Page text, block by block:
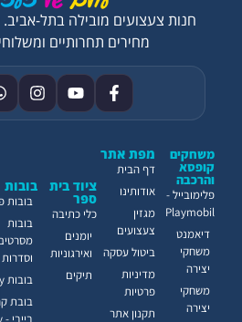
ציוד בית
ספר
כלי כתיבה
יומנים
ואירגוניות
תיקים
בובות
בובות
בובות
וסדרות
בובות ty
בובת
משחקים
קופסא
והרכבה
פלימובייל -
Playmobil
דיאמנט
משחקי
יצירה
משחקי
יצירה
מפת אתר
דף הבית
אודותינו
מגזין
צעצועים
ביטול עסקה
מדיניות
פרטיות
תקנון אתר
חנות צעצועים מובילה בתל-אביב.
מחירים תחרותיים